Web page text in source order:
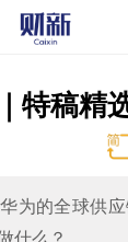
特稿精
为的全球供